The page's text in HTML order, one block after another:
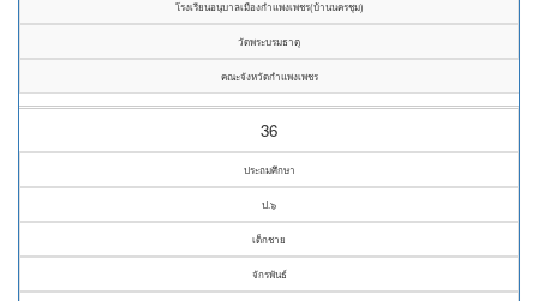
โรงเรียนอนุบาลเมืองกำแพงเพชร(บ้านนครชุม)
วัดพระบรมธาตุ
คณะจังหวัดกำแพงเพชร
36
ประถมศึกษา
ป.๖
เด็กชาย
จักรพันธ์